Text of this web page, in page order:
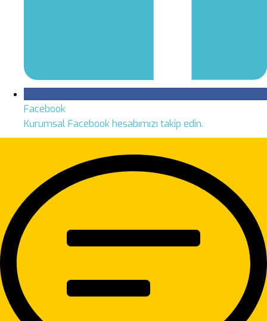
Facebook
Kurumsal Facebook hesabımızı takip edin.